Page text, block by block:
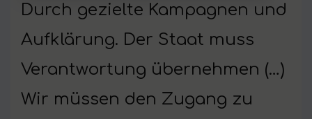
Durch gezielte Kampagnen und
Aufklärung. Der Staat muss
Verantwortung übernehmen (…)
Wir müssen den Zugang zu